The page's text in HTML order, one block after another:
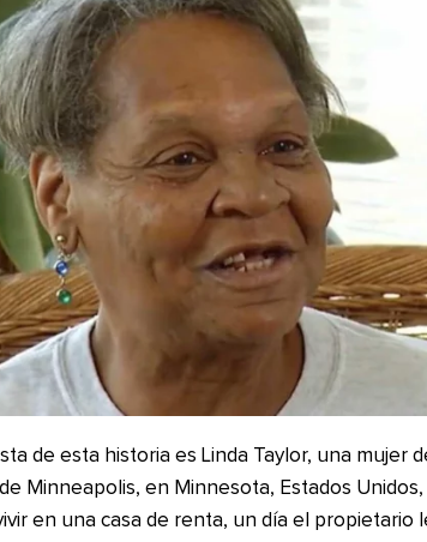
de esta historia es Linda Taylor, una mujer
Minneapolis, en Minnesota, Estados
en una casa de renta, un día el propietario